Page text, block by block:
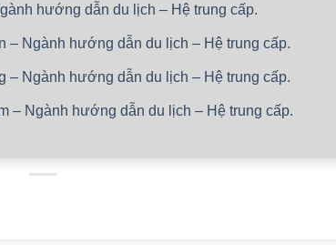
hướng dẫn du lịch – Hệ trung cấp.
– Ngành hướng dẫn du lịch – Hệ trung cấp.
– Ngành hướng dẫn du lịch – Hệ trung cấp.
– Ngành hướng dẫn du lịch – Hệ trung cấp.